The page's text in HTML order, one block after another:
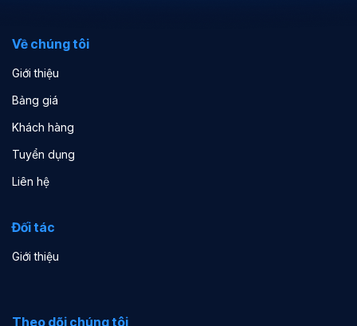
Về chúng tôi
Giới thiệu
Bảng giá
Khách hàng
Tuyển dụng
Liên hệ
Đối tác
Giới thiệu
Theo dõi chúng tôi